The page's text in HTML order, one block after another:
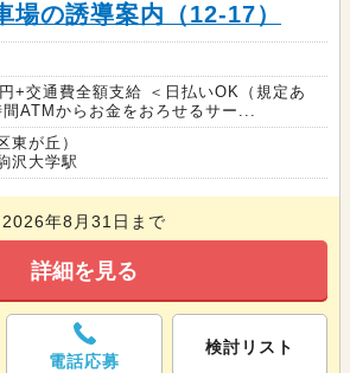
場の誘導案内（12-17）
+交通費全額支給 ＜日払いOK（規定あ
ATMからお金をおろせるサー...
東が丘）
沢大学駅
2026年8月31日まで
詳細を見る
電話応募
検討リスト